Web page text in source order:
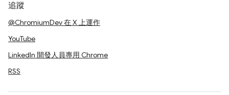
追蹤
@ChromiumDev 在 X 上運作
YouTube
LinkedIn 開發人員專用 Chrome
RSS